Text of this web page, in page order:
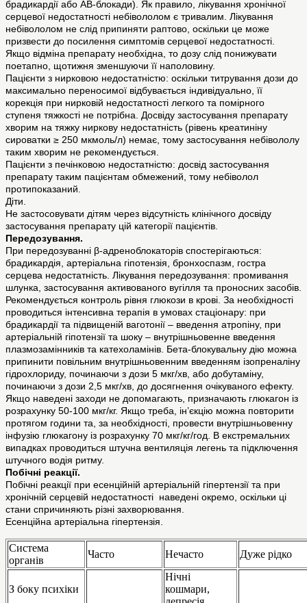
брадикардії або АВ-блокади). Як правило, лікування хронічної
серцевої недостатності небівололом є тривалим. Лікування
небівололом не слід припиняти раптово, оскільки це може
призвести до посилення симптомів серцевої недостатності.
Якщо відміна препарату необхідна, то дозу слід понижувати
поетапно, щотижня зменшуючи її наполовину.
Пацієнти з нирковою недостатністю: оскільки титрування дози до
максимально переносимої відбувається індивідуально, її
корекція при нирковій недостатності легкого та помірного
ступеня тяжкості не потрібна. Досвіду застосування препарату
хворим на тяжку ниркову недостатність (рівень креатиніну
сироватки ≥ 250 мкмоль/л) немає, тому застосування небівололу
таким хворим не рекомендується.
Пацієнти з печінковою недостатністю: досвід застосування
препарату таким пацієнтам обмежений, тому небіволол
протипоказаний.
Діти.
Не застосовувати дітям через відсутність клінічного досвіду
застосування препарату цій категорії пацієнтів.
Передозування.
При передозуванні β-адреноблокаторів спостерігаються:
брадикардія, артеріальна гіпотензія, бронхоспазм, гостра
серцева недостатність. Лікування передозування: промивання
шлунка, застосування активованого вугілля та проносних засобів.
Рекомендується контроль рівня глюкози в крові. За необхідності
проводиться інтенсивна терапія в умовах стаціонару: при
брадикардії та підвищеній ваготонії – введення атропіну, при
артеріальній гіпотензії та шоку – внутрішньовенне введення
плазмозамінників та катехоламінів. Бета-блокувальну дію можна
припинити повільним внутрішньовенним введенням ізопреналіну
гідрохлориду, починаючи з дози 5 мкг/хв, або добутаміну,
починаючи з дози 2,5 мкг/хв, до досягнення очікуваного ефекту.
Якщо наведені заходи не допомагають, призначають глюкагон із
розрахунку 50-100 мкг/кг. Якщо треба, ін’єкцію можна повторити
протягом години та, за необхідності, провести внутрішньовенну
інфузію глюкагону із розрахунку 70 мкг/кг/год. В екстремальних
випадках проводиться штучна вентиляція легень та підключення
штучного водія ритму.
Побічні реакції.
Побічні реакції при есенційній артеріальній гіпертензії та при
хронічній серцевій недостатності наведені окремо, оскільки ці
стани спричиняють різні захворювання.
Есенційна артеріальна гіпертензія.
Система
органів
Часто Нечасто Дуже рідко
З боку психіки
Нічні
кошмари,